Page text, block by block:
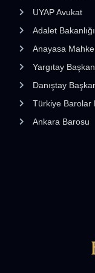
UYAP Avukat
Adalet Bakanlığı
Anayasa
Yargıtay
Danıştay
Türkiye Barolar
Ankara Barosu